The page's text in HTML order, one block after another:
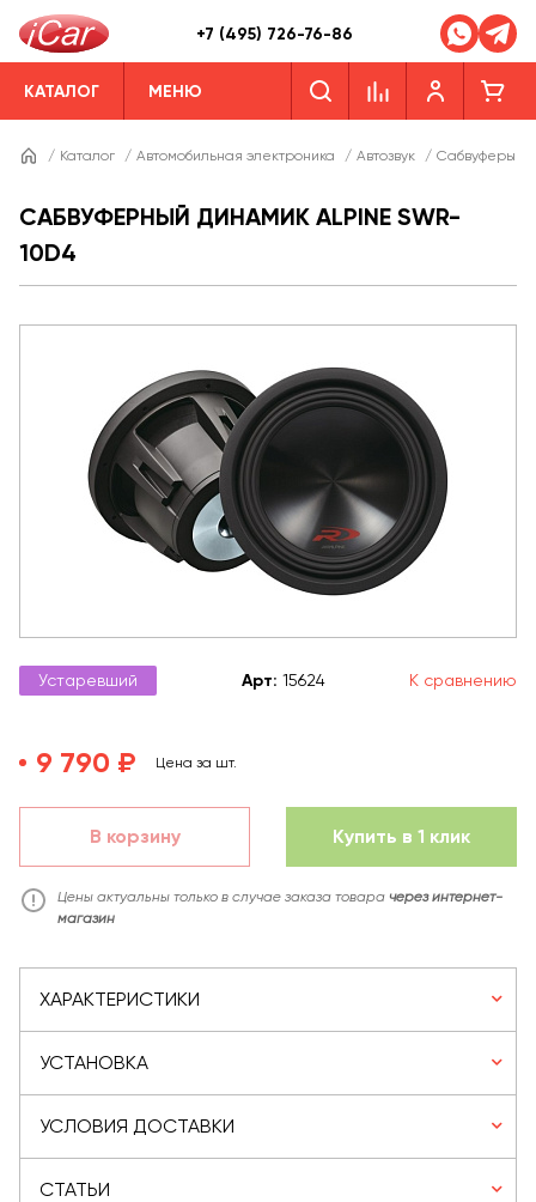
+7 (495) 726-76-86
КАТАЛОГ МЕНЮ
/ Каталог / Автомобильная электроника / Автозвук / Сабвуферы
САБВУФЕРНЫЙ ДИНАМИК ALPINE SWR-
10D4
Устаревший Арт: 15624 К сравнению
9 790 ₽ Цена за шт.
В корзину Купить в 1 клик
Цены актуальны только в случае заказа товара через интернет-
магазин
ХАРАКТЕРИСТИКИ
УСТАНОВКА
УСЛОВИЯ ДОСТАВКИ
СТАТЬИ